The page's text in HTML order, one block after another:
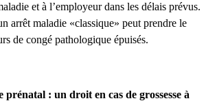
et à l’employeur dans les délais prévus.
arrêt maladie «classique» peut prendre le
de congé pathologique épuisés.
prénatal : un droit en cas de grossesse à